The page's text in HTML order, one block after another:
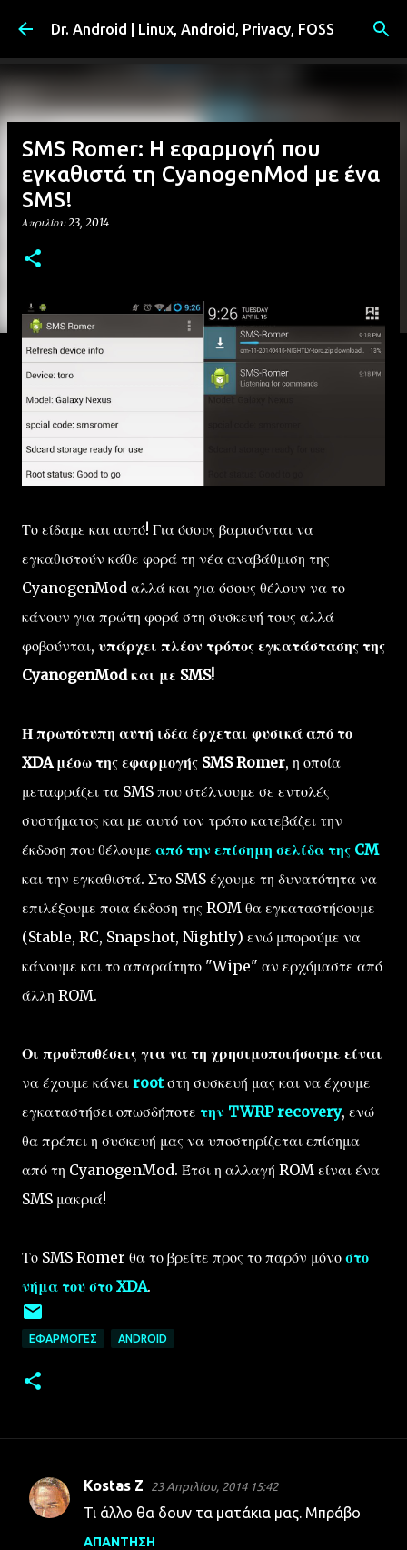
Μετάβαση στο κύριο περιεχόμενο
Dr. Android | Linux, Android, Privacy, FOSS
SMS Romer: Η εφαρμογή που
εγκαθιστά τη CyanogenMod με ένα
SMS!
Απριλίου 23, 2014
Το είδαμε και αυτό! Για όσους βαριούνται να
εγκαθιστούν κάθε φορά τη νέα αναβάθμιση της
CyanogenMod αλλά και για όσους θέλουν να το
κάνουν για πρώτη φορά στη συσκευή τους αλλά
φοβούνται, υπάρχει πλέον τρόπος εγκατάστασης της
CyanogenMod και με SMS!
Η πρωτότυπη αυτή ιδέα έρχεται φυσικά από το
XDA μέσω της εφαρμογής SMS Romer, η οποία
μεταφράζει τα SMS που στέλνουμε σε εντολές
συστήματος και με αυτό τον τρόπο κατεβάζει την
έκδοση που θέλουμε από την επίσημη σελίδα της CM
και την εγκαθιστά. Στο SMS έχουμε τη δυνατότητα να
επιλέξουμε ποια έκδοση της ROM θα εγκαταστήσουμε
(Stable, RC, Snapshot, Nightly) ενώ μπορούμε να
κάνουμε και το απαραίτητο "Wipe" αν ερχόμαστε από
άλλη ROM.
Οι προϋποθέσεις για να τη χρησιμοποιήσουμε είναι
να έχουμε κάνει rootστη συσκευή μας και να έχουμε
εγκαταστήσει οπωσδήποτε την TWRP recovery, ενώ
θα πρέπει η συσκευή μας να υποστηρίζεται επίσημα
από τη CyanogenMod. Έτσι η αλλαγή ROM είναι ένα
SMS μακριά!
Το SMS Romer θα το βρείτε προς το παρόν μόνο στο
νήμα του στο XDA.
ΕΦΑΡΜΟΓΈΣ ANDROID
Σ
Kostas Z 23 Απριλίου, 2014 15:42
Τι άλλο θα δουν τα ματάκια μας. Μπράβο
ΑΠΆΝΤΗΣΗ